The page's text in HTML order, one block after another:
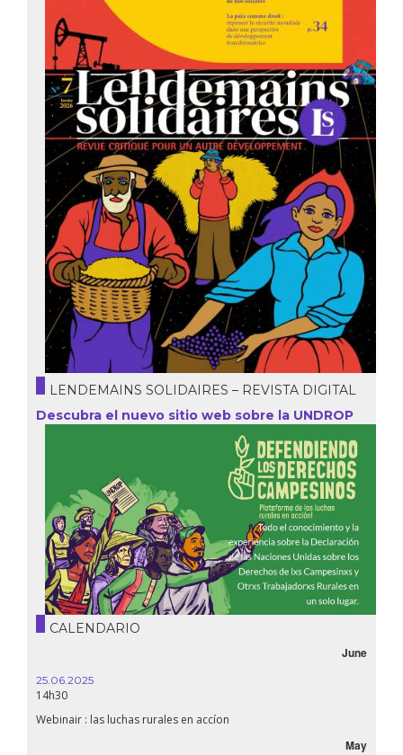
LENDEMAINS SOLIDAIRES – REVISTA DIGITAL
Descubra el nuevo sitio web sobre la UNDROP
CALENDARIO
June
25.06.2025
14h30
Webinair : las luchas rurales en accíon
May